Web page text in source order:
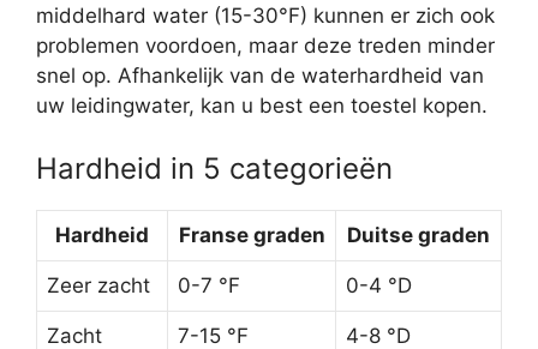
middelhard water (15-30°F) kunnen er zich ook
problemen voordoen, maar deze treden minder
snel op. Afhankelijk van de waterhardheid van
uw leidingwater, kan u best een toestel kopen.
Hardheid in 5 categorieën
Hardheid Franse graden Duitse graden
Zeer zacht 0-7 °F 0-4 °D
Zacht 7-15 °F 4-8 °D